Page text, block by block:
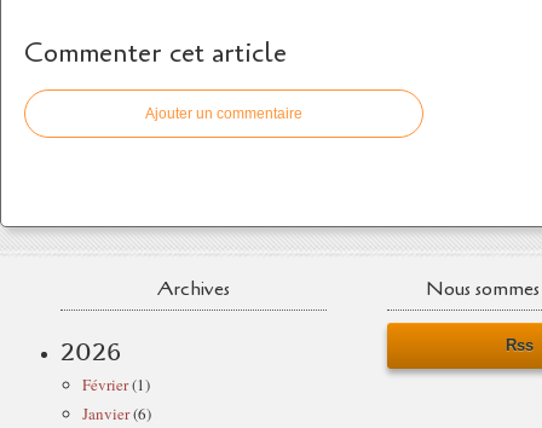
Commenter cet article
Ajouter un commentaire
Archives
2026
Février(1)
Janvier(6)
Nous
Rss